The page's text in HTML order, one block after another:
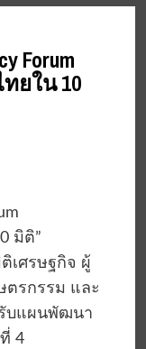
Forum
ยใน 10
มิติ”
เศรษฐกิจ ผู้
ตรกรรม และ
บแผนพัฒนา
4